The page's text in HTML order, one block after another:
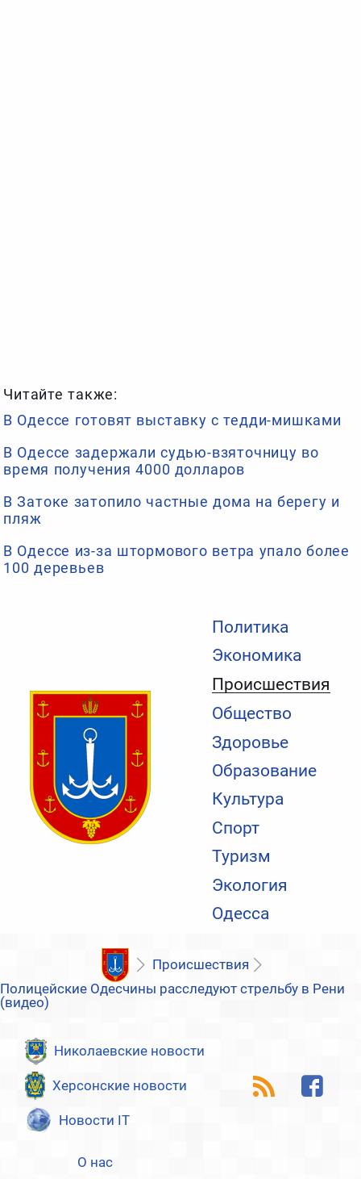
Политика
Экономика
Происшествия
Общество
Здоровье
Образование
Культура
Спорт
Туризм
Экология
Одесса
Читайте также:
В Одессе готовят выставку с тедди-мишками
В Одессе задержали судью-взяточницу во
время получения 4000 долларов
В Затоке затопило частные дома на берегу и
пляж
В Одессе из-за штормового ветра упало более
100 деревьев
Происшествия
Полицейские Одесчины расследуют стрельбу в Рени
(видео)
Николаевские новости
Херсонские новости
Новости IT
О нас